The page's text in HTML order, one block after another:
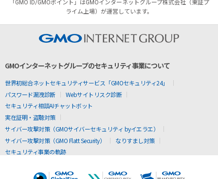
「GMO ID/GMOポイント」はGMOインターネットグループ株式会社（東証プ
ライム上場）が運営しています。
GMOインターネットグループのセキュリティ事業について
世界初総合ネットセキュリティサービス「GMOセキュリティ24」
パスワード漏洩診断
Webサイトリスク診断
セキュリティ相談AIチャットボット
実在証明・盗聴対策
サイバー攻撃対策（GMOサイバーセキュリティ byイエラエ）
サイバー攻撃対策（GMO Flatt Security）
なりすまし対策
セキュリティ事業の軌跡